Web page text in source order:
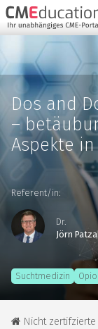
Dos and
–
Aspekte
Referent/in:
Dr.
Jörn
Suchtmedizin
Nicht zertifzierte